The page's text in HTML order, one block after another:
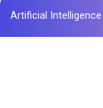
Artificial